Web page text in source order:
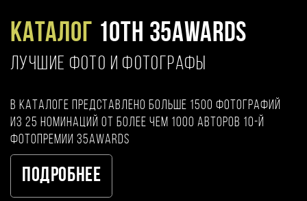
Каталог 10TH 35AWARDS
ЛУЧШИЕ ФОТО И ФОТОГРАФЫ
В каталоге представлено больше 1500 фотографий
из 25 номинаций от более чем 1000 авторов 10-й
фотопремии 35AWARDS
Подробнее